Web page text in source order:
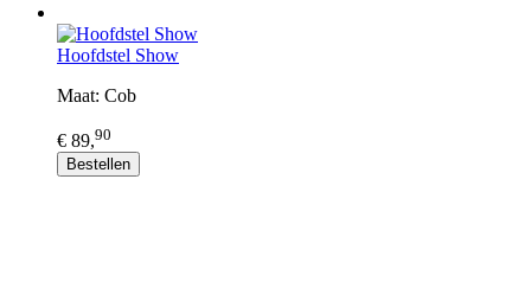
Hoofdstel Show
Maat: Cob
€ 89,90
Bestellen